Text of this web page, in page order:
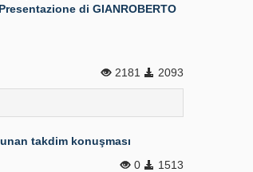
di GIANROBERTO
2181 2093
takdim konuşması
0 1513